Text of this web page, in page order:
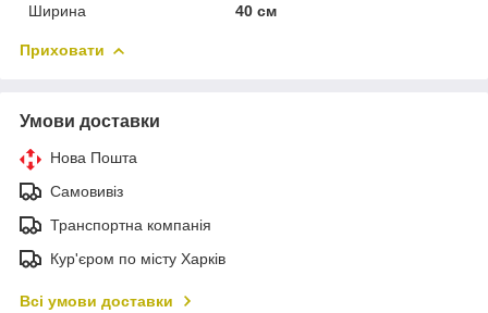
Ширина
40 см
Приховати
Умови доставки
Нова Пошта
Самовивіз
Транспортна компанія
Кур'єром по місту Харків
Всі умови доставки